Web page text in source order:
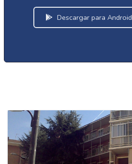
Descargar para Android